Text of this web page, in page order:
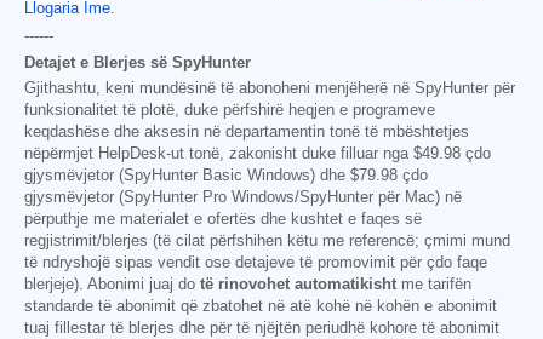
Llogaria Ime.
------
Detajet e Blerjes së SpyHunter
Gjithashtu, keni mundësinë të abonoheni menjëherë në SpyHunter për
funksionalitet të plotë, duke përfshirë heqjen e programeve
keqdashëse dhe aksesin në departamentin tonë të mbështetjes
nëpërmjet HelpDesk-ut tonë, zakonisht duke filluar nga $49.98 çdo
gjysmëvjetor (SpyHunter Basic Windows) dhe $79.98 çdo
gjysmëvjetor (SpyHunter Pro Windows/SpyHunter për Mac) në
përputhje me materialet e ofertës dhe kushtet e faqes së
regjistrimit/blerjes (të cilat përfshihen këtu me referencë; çmimi mund
të ndryshojë sipas vendit ose detajeve të promovimit për çdo faqe
blerjeje). Abonimi juaj do të rinovohet automatikisht me tarifën
standarde të abonimit që zbatohet në atë kohë në kohën e abonimit
tuaj fillestar të blerjes dhe për të njëjtën periudhë kohore të abonimit